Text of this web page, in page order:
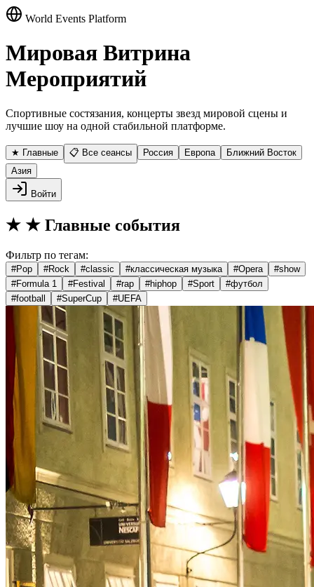
World Events Platform
Мировая Витрина
Мероприятий
Спортивные состязания, концерты звезд мировой сцены и
лучшие шоу на одной стабильной платформе.
★ Главные 📋 Все сеансы Россия Европа
Ближний Восток
Азия
Войти
★ ★ Главные события
Фильтр по тегам:
#Pop #Rock #classic #классическая музыка #Opera #show
#Formula 1 #Festival #rap #hiphop #Sport #футбол
#football #SuperCup #UEFA